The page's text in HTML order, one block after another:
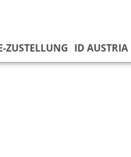
ZUSTELLUNG ID AUSTRIA